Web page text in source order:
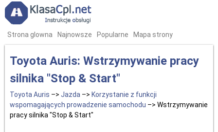
Strona glowna Najnowsze Popularne Mapa strony
Toyota Auris: Wstrzymywanie pracy
silnika "Stop & Start"
Toyota Auris –> Jazda –> Korzystanie z funkcji
wspomagających prowadzenie samochodu –> Wstrzymywanie
pracy silnika "Stop & Start"